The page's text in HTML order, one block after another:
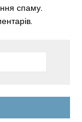
спаму.